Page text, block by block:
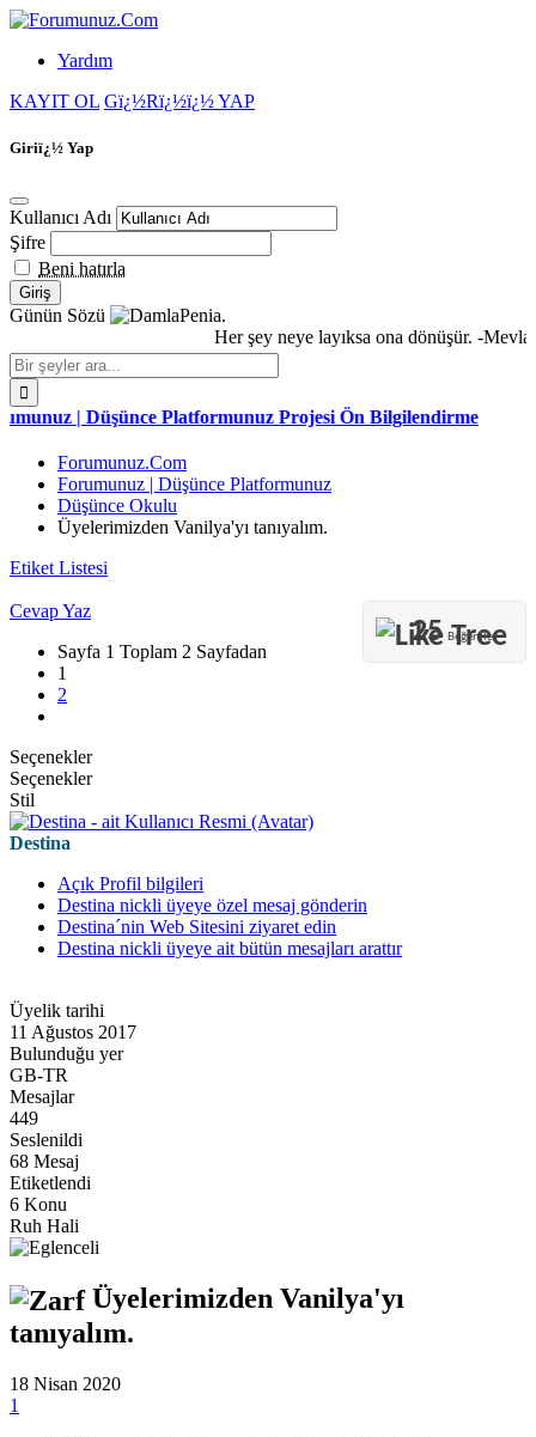
Yardım
KAYIT OL Gï¿½Rï¿½ï¿½ YAP
Giriï¿½ Yap
Kullanıcı Adı
Şifre
Beni hatırla
Günün Sözü
Penia.
Her şey neye layıksa ona dönüşür. -Mevlana
| Düşünce Platformunuz Projesi Ön Bilgilendirme
Forumunuz.Com
Forumunuz | Düşünce Platformunuz
Düşünce Okulu
Üyelerimizden Vanilya'yı tanıyalım.
Etiket Listesi
25 Beğeniler
Cevap Yaz
Sayfa 1 Toplam 2 Sayfadan
1
2
Seçenekler
Seçenekler
Stil
Destina
Açık Profil bilgileri
Destina nickli üyeye özel mesaj gönderin
Destina´nin Web Sitesini ziyaret edin
Destina nickli üyeye ait bütün mesajları arattır
Üyelik tarihi
11 Ağustos 2017
Bulunduğu yer
GB-TR
Mesajlar
449
Seslenildi
68 Mesaj
Etiketlendi
6 Konu
Ruh Hali
Üyelerimizden Vanilya'yı
tanıyalım.
18 Nisan 2020
1